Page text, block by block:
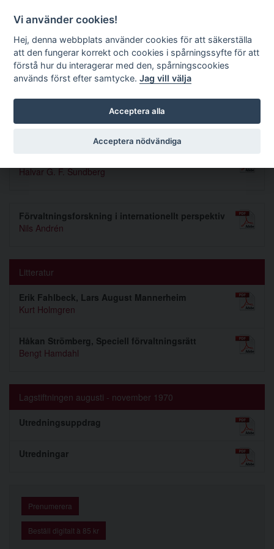
Förvaltningsrättslig tidskrift
Sök
Nummer 1970 6
Halvar G. F. Sundberg
Förvaltningsforskning i internationellt perspektiv
Nils Andrén
Litteratur
Erik Fahlbeck, Lars August Mannerheim
Kurt Holmgren
Håkan Strömberg, Speciell förvaltningsrätt
Bengt Hamdahl
Lagstiftningen augusti - november 1970
Utredningsuppdrag
Utredningar
Prenumerera
Beställ digitalt à 85 kr
Vi använder cookies!
Hej, denna webbplats använder cookies för att säkerställa
att den fungerar korrekt och cookies i spårningssyfte för att
förstå hur du interagerar med den, spårningscookies
används först efter samtycke.Jag vill välja
Acceptera alla
Acceptera nödvändiga